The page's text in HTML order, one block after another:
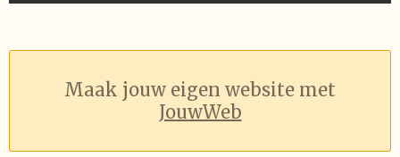
Maak jouw eigen website met
JouwWeb